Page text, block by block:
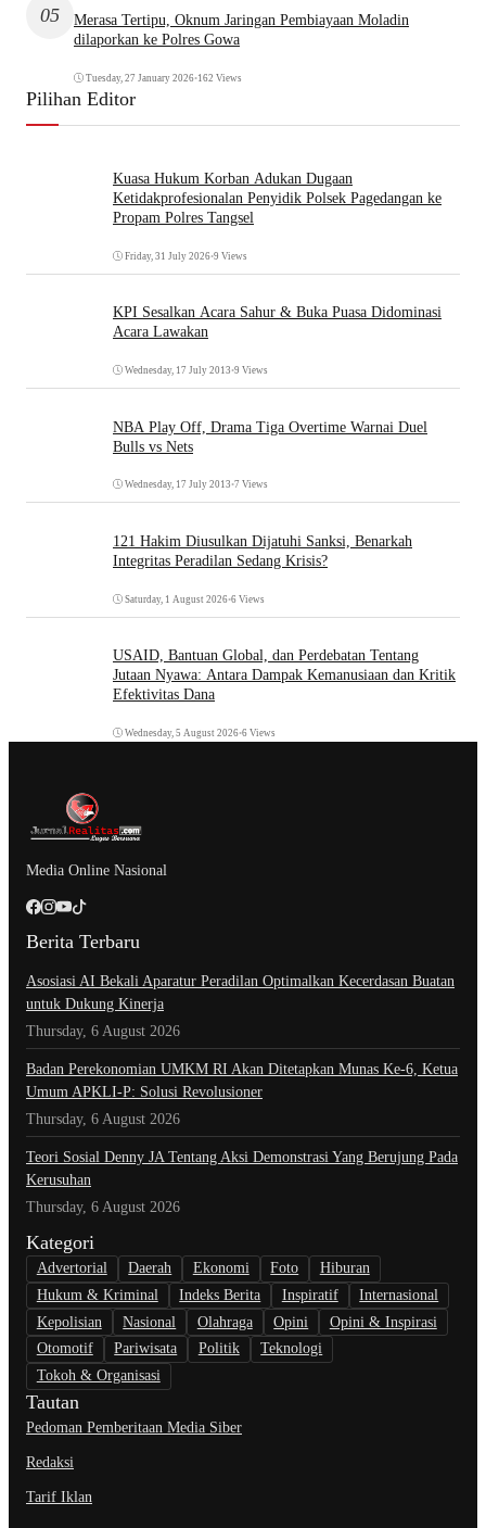
05
Merasa Tertipu, Oknum Jaringan Pembiayaan Moladin
dilaporkan ke Polres Gowa
Tuesday, 27 January 2026•162 Views
Pilihan Editor
Kuasa Hukum Korban Adukan Dugaan
Ketidakprofesionalan Penyidik Polsek Pagedangan ke
Propam Polres Tangsel
Friday, 31 July 2026•9 Views
KPI Sesalkan Acara Sahur & Buka Puasa Didominasi
Acara Lawakan
Wednesday, 17 July 2013 •9 Views
NBA Play Off, Drama Tiga Overtime Warnai Duel
Bulls vs Nets
Wednesday, 17 July 2013 •7 Views
121 Hakim Diusulkan Dijatuhi Sanksi, Benarkah
Integritas Peradilan Sedang Krisis?
Saturday, 1 August 2026•6 Views
USAID, Bantuan Global, dan Perdebatan Tentang
Jutaan Nyawa: Antara Dampak Kemanusiaan dan Kritik
Efektivitas Dana
Wednesday, 5 August 2026•6 Views
Media Online Nasional
Berita Terbaru
Asosiasi AI Bekali Aparatur Peradilan Optimalkan Kecerdasan Buatan
untuk Dukung Kinerja
Thursday, 6 August 2026
Badan Perekonomian UMKM RI Akan Ditetapkan Munas Ke-6, Ketua
Umum APKLI-P: Solusi Revolusioner
Thursday, 6 August 2026
Teori Sosial Denny JA Tentang Aksi Demonstrasi Yang Berujung Pada
Kerusuhan
Thursday, 6 August 2026
Kategori
Advertorial Daerah Ekonomi Foto
Hiburan
Hukum & Kriminal
Indeks Berita Inspiratif
Internasional
Kepolisian
Nasional Olahraga Opini
Opini & Inspirasi
Otomotif
Pariwisata Politik
Teknologi
Tokoh & Organisasi
Tautan
Pedoman Pemberitaan Media Siber
Redaksi
Tarif Iklan